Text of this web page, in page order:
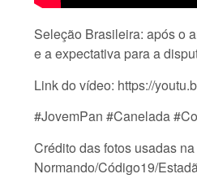
Seleção Brasileira: após o
e a expectativa para a
Link do vídeo: https://
#JovemPan #Canelada
Crédito das fotos usadas
Normando/Código19/